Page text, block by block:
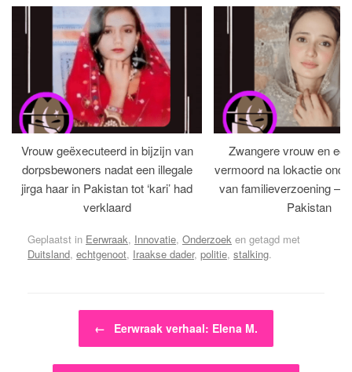
Vrouw geëxecuteerd in bijzijn van
dorpsbewoners nadat een illegale
jirga haar in Pakistan tot ‘kari’ had
verklaard
Zwangere vrouw en
vermoord na lokactie
van familieverzoening –
Pakistan
Geplaatst in Eerwraak, Innovatie, Onderzoek en getagd met
Duitsland, echtgenoot, Iraakse dader, politie, stalking.
Bericht navigatie
← Eerwraak verhaal: Elena M.